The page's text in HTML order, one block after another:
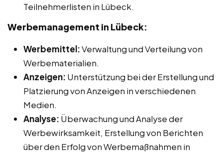
Teilnehmerlisten in Lübeck.
Werbemanagement in Lübeck:
Werbemittel:Verwaltung und Verteilung von
Werbematerialien.
Anzeigen: Unterstützung bei der Erstellung und
Platzierung von Anzeigen in verschiedenen
Medien.
Analyse: Überwachung und Analyse der
Werbewirksamkeit, Erstellung von Berichten
über den Erfolg von Werbemaßnahmen in